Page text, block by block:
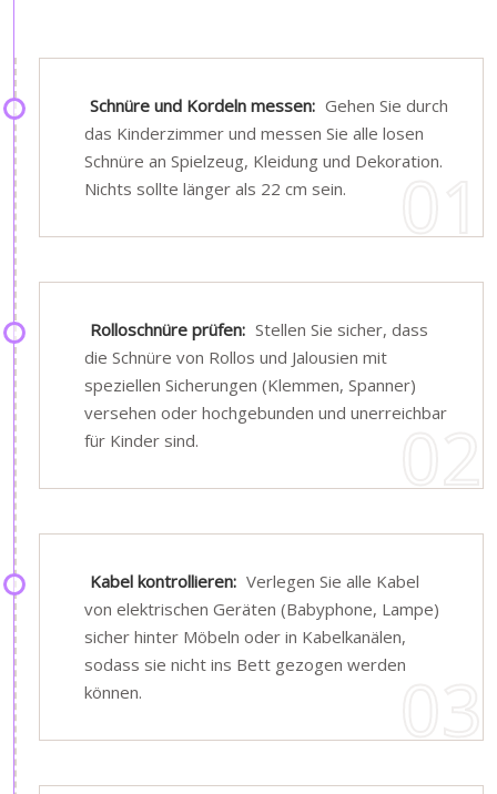
Schnüre und Kordeln messen: Gehen Sie durch
das Kinderzimmer und messen Sie alle losen
Schnüre an Spielzeug, Kleidung und Dekoration.
Nichts sollte länger als 22 cm sein.
Rolloschnüre prüfen: Stellen Sie sicher, dass
die Schnüre von Rollos und Jalousien mit
speziellen Sicherungen (Klemmen, Spanner)
versehen oder hochgebunden und unerreichbar
für Kinder sind.
Kabel kontrollieren: Verlegen Sie alle Kabel
von elektrischen Geräten (Babyphone, Lampe)
sicher hinter Möbeln oder in Kabelkanälen,
sodass sie nicht ins Bett gezogen werden
können.